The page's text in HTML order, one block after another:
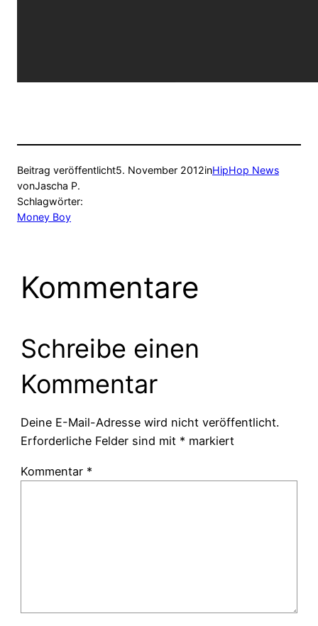
Beitrag veröffentlicht5. November 2012inHipHop News
vonJascha P.
Schlagwörter:
Money Boy
Kommentare
Schreibe einen
Kommentar
Deine E-Mail-Adresse wird nicht veröffentlicht.
Erforderliche Felder sind mit * markiert
Kommentar *